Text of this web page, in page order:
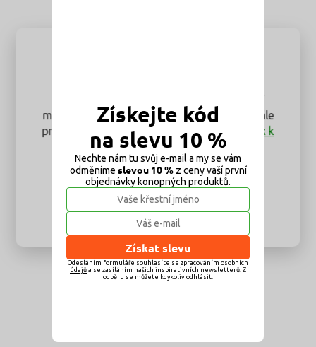
Od 1. 7. 2026 kvůli nové regulaci v ČR není
možné CBD a CBN produkty k vaporizaci dále
prodávat. Tato regulace SE NETÝKÁ
bylinek k
vaporizaciaaromaterapie.
Objevte novinku - CBD aromaterapii
Zavřít
Získejte kód
na slevu 10 %
Nechte nám tu svůj e-mail a my se vám
odměníme slevou 10 % z ceny vaší první
objednávky konopných produktů.
Získat slevu
Odesláním formuláře souhlasíte se zpracováním osobních
údajů a se zasíláním našich inspirativních newsletterů. Z
odběru se můžete kdykoliv odhlásit.